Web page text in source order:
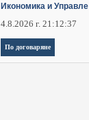
Икономика и Управле
4.8.2026 г. 21:12:37
По договаряне